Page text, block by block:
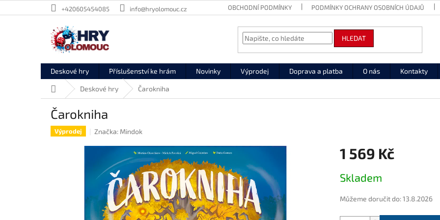
na
+420605454085 info@hryolomouc.cz OBCHODNÍ PODMÍNKY PODMÍNKY OCHRANY OSOBNÍCH ÚDAJŮ
HLEDAT
Deskové hry Příslušenství ke hrám Novinky Výprodej Doprava a platba O nás Kontakty
Domů Deskové hry Čarokniha
Čarokniha
Výprodej Značka: Mindok
1 569 Kč
cena:
Skladem
Můžeme doručit do:13.8.2026